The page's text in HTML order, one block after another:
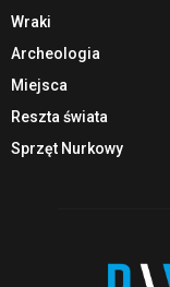
Wraki
Archeologia
Miejsca
Reszta świata
Sprzęt Nurkowy